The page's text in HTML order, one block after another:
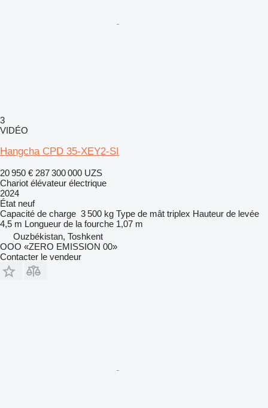
3
VIDÉO
Hangcha CPD 35-XEY2-SI
20 950 € 287 300 000 UZS
Chariot élévateur électrique
2024
État neuf
Capacité de charge 3 500 kg Type de mât triplex Hauteur de levée
4,5 m Longueur de la fourche 1,07 m
Ouzbékistan, Toshkent
OOO «ZERO EMISSION 00»
Contacter le vendeur